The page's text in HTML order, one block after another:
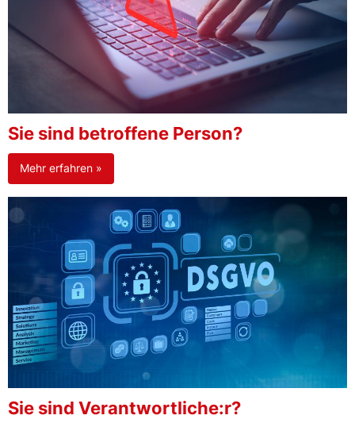
Sie sind betroffene Person?
Mehr erfahren »
Sie sind Verantwortliche:r?